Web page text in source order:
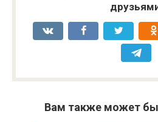
Вам также может